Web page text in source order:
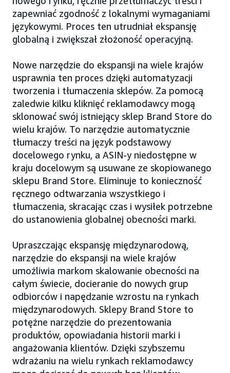
zapewniać zgodność z lokalnymi wymaganiami
językowymi. Proces ten utrudniał ekspansję
globalną i zwiększał złożoność operacyjną.
Nowe narzędzie do ekspansji na wiele krajów
usprawnia ten proces dzięki automatyzacji
tworzenia i tłumaczenia sklepów. Za pomocą
zaledwie kilku kliknięć reklamodawcy mogą
sklonować swój istniejący sklep Brand Store do
wielu krajów. To narzędzie automatycznie
tłumaczy treści na język podstawowy
docelowego rynku, a ASIN-y niedostępne w
kraju docelowym są usuwane ze skopiowanego
sklepu Brand Store. Eliminuje to konieczność
ręcznego odtwarzania wszystkiego i
tłumaczenia, skracając czas i wysiłek potrzebne
do ustanowienia globalnej obecności marki.
Upraszczając ekspansję międzynarodową,
narzędzie do ekspansji na wiele krajów
umożliwia markom skalowanie obecności na
całym świecie, docieranie do nowych grup
odbiorców i napędzanie wzrostu na rynkach
międzynarodowych. Sklepy Brand Store to
potężne narzędzie do prezentowania
produktów, opowiadania historii marki i
angażowania klientów. Dzięki szybszemu
wdrażaniu na wielu rynkach reklamodawcy